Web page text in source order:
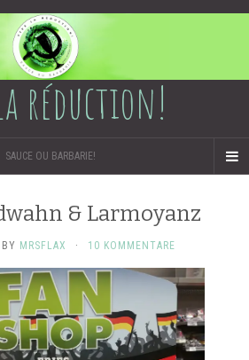
réduction!
SAUCE OU BARBARIE!
& Larmoyanz
BY MRSFLAX · 10 KOMMENTARE